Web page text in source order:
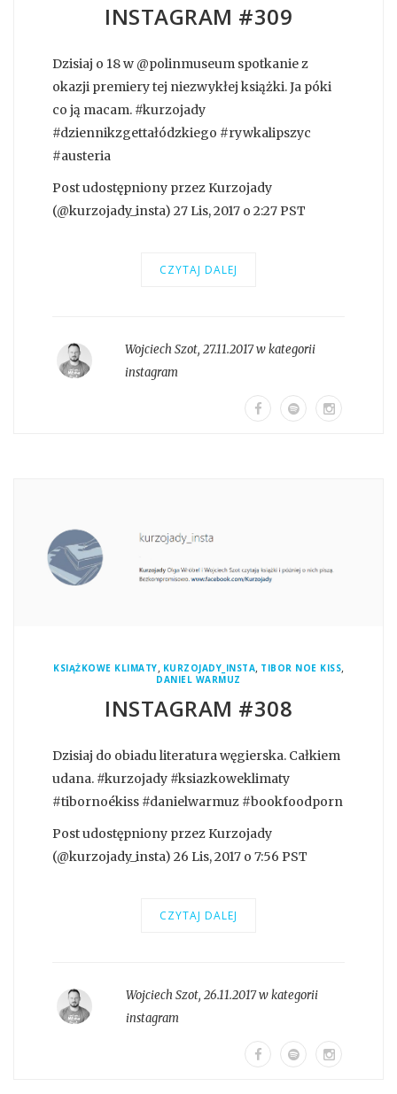
INSTAGRAM #309
Dzisiaj o 18 w @polinmuseum spotkanie z
okazji premiery tej niezwykłej książki. Ja póki
co ją macam. #kurzojady
#dziennikzgettałódzkiego #rywkalipszyc
#austeria
Post udostępniony przez Kurzojady
(@kurzojady_insta) 27 Lis, 2017 o 2:27 PST
CZYTAJ DALEJ
Wojciech Szot, 27.11.2017 w kategorii
instagram
KSIĄŻKOWE KLIMATY, KURZOJADY_INSTA, TIBOR NOE KISS,
DANIEL WARMUZ
INSTAGRAM #308
Dzisiaj do obiadu literatura węgierska. Całkiem
udana. #kurzojady #ksiazkoweklimaty
#tibornoékiss #danielwarmuz #bookfoodporn
Post udostępniony przez Kurzojady
(@kurzojady_insta) 26 Lis, 2017 o 7:56 PST
CZYTAJ DALEJ
Wojciech Szot, 26.11.2017 w kategorii
instagram